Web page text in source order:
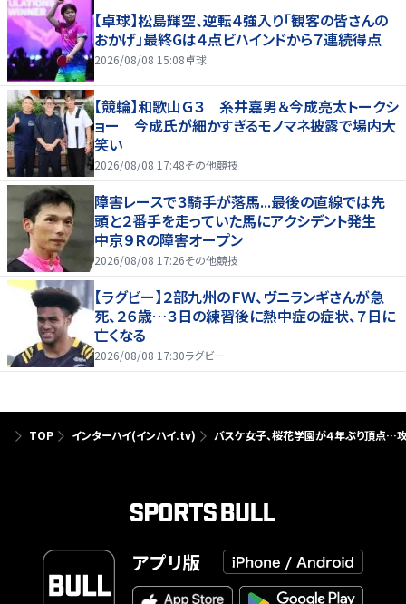
【卓球】松島輝空、逆転４強入り「観客の皆さんの
おかげ」最終Gは４点ビハインドから７連続得点
2026/08/08 15:08卓球
【競輪】和歌山Ｇ３ 糸井嘉男＆今成亮太トークシ
ョー 今成氏が細かすぎるモノマネ披露で場内大
笑い
2026/08/08 17:48その他競技
障害レースで３騎手が落馬...最後の直線では先
頭と２番手を走っていた馬にアクシデント発生
中京９Ｒの障害オープン
2026/08/08 17:26その他競技
【ラグビー】２部九州のＦＷ、ヴニランギさんが急
死、２６歳…３日の練習後に熱中症の症状、７日に
亡くなる
2026/08/08 17:30ラグビー
TOP インターハイ(インハイ.tv) バスケ女子、桜花学園が４年ぶり頂点…
アプリ版